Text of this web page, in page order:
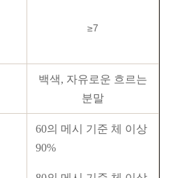
≥7
백색, 자유로운 흐르는
분말
60의 메시 기준 체 이상
90%